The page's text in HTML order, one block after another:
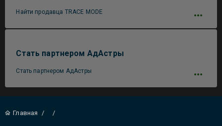
Найти продавца TRACE MODE
Стать партнером АдАстры
Стать партнером АдАстры
Главная / /